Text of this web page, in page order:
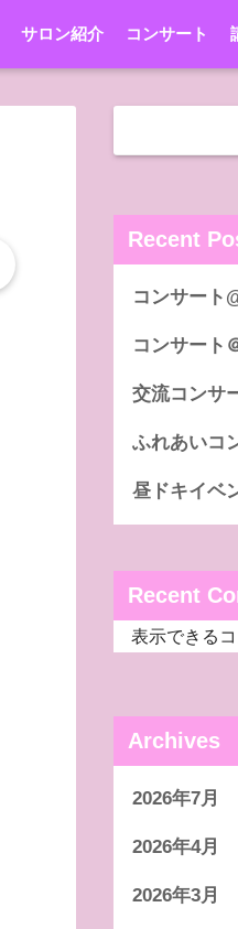
サロン紹介 コンサート
Recent
コンサート
コンサート
交流コンサ
ふれあいコ
昼ドキイベ
Recent
表示できる
Archives
2026年7月
2026年4月
2026年3月